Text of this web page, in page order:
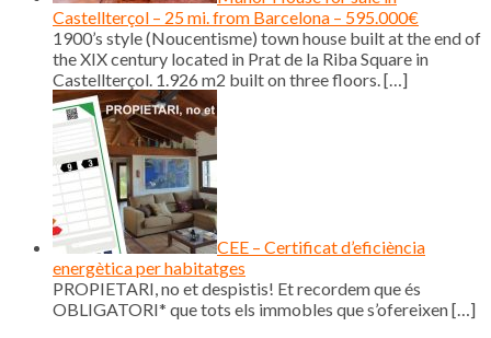
Castellterçol – 25 mi. from Barcelona – 595.000€
1900’s style (Noucentisme) town house built at the end of
the XIX century located in Prat de la Riba Square in
Castellterçol. 1.926 m2 built on three floors.[…]
CEE – Certificat d’eficiència
energètica per habitatges
PROPIETARI, no et despistis! Et recordem que és
OBLIGATORI* que tots els immobles que s’ofereixen[…]